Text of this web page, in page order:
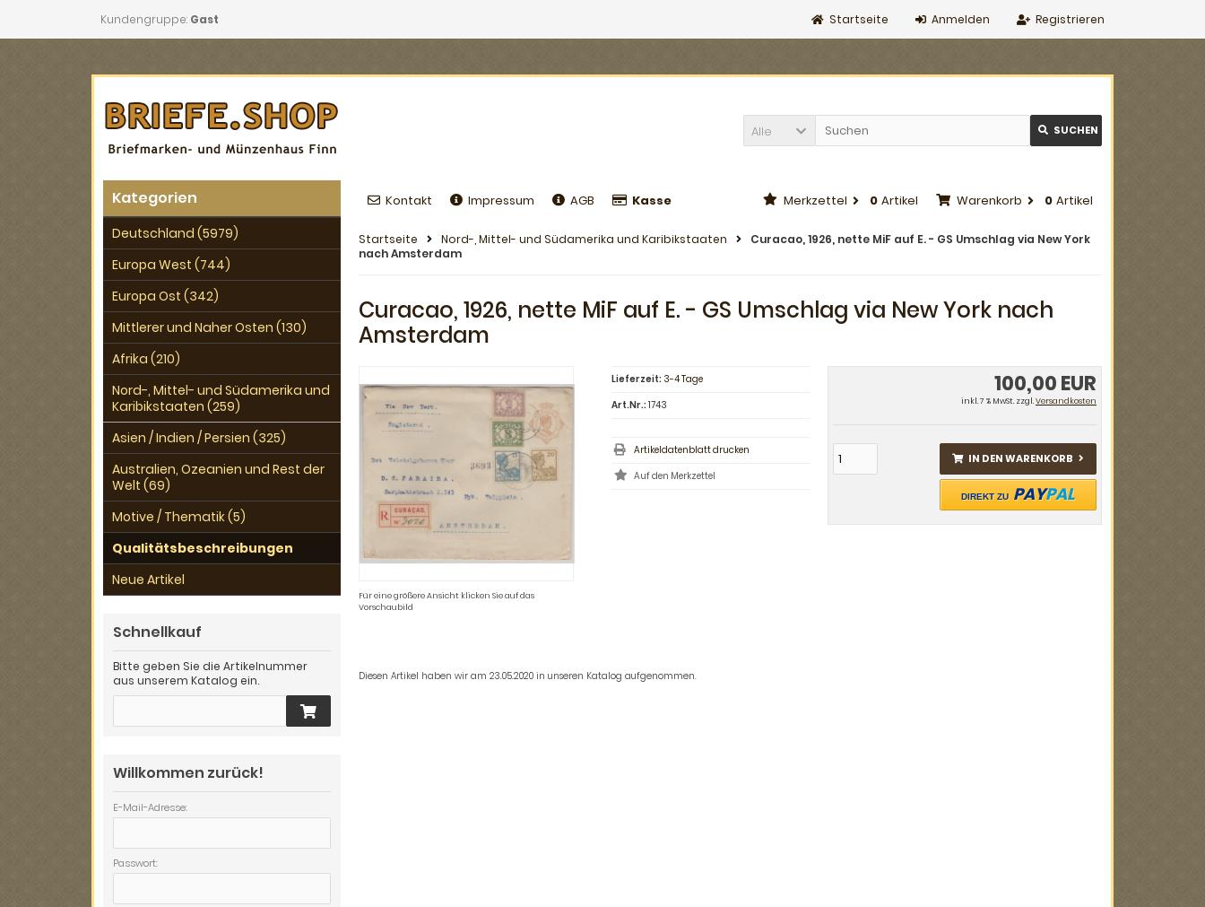
Kundengruppe: Gast Registrieren
Anmelden
Startseite
Alle SUCHEN
Kontakt Impressum AGB Kasse Warenkorb 0 Artikel
Merkzettel 0 Artikel
Startseite Nord-, Mittel- und Südamerika und Karibikstaaten
Curacao, 1926, nette MiF auf E. - GS Umschlag via New York
nach Amsterdam
Curacao, 1926, nette MiF auf E. - GS Umschlag via New York nach
Amsterdam
Für eine größere Ansicht klicken Sie auf das
Vorschaubild
100,00 EUR
inkl. 7 % MwSt. zzgl.Versandkosten
IN DEN WARENKORB
DIREKT ZU PAYPAL
Lieferzeit: 3-4 Tage
Art.Nr.:1743
Artikeldatenblatt drucken
Diesen Artikel haben wir am 23.05.2020 in unseren Katalog aufgenommen.
Kategorien
Deutschland (5979)
Europa West (744)
Europa Ost (342)
Mittlerer und Naher Osten (130)
Afrika (210)
Nord-, Mittel- und Südamerika und
Karibikstaaten (259)
Asien / Indien / Persien (325)
Australien, Ozeanien und Rest der
Welt (69)
Motive / Thematik (5)
Qualitätsbeschreibungen
Neue Artikel
Schnellkauf
Bitte geben Sie die Artikelnummer
aus unserem Katalog ein.
Willkommen zurück!
E-Mail-Adresse:
Passwort: